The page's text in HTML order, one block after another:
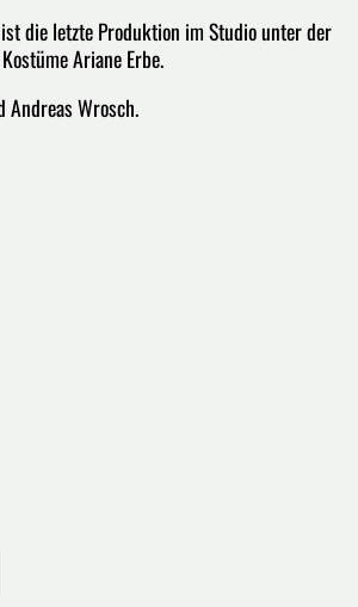
die letzte Produktion im Studio unter der
Ariane Erbe.
Andreas Wrosch.